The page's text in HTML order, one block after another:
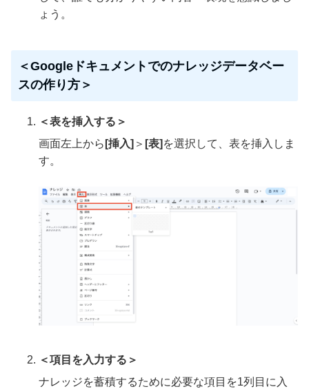
ょう。
＜Googleドキュメントでのナレッジデータベー
スの作り方＞
＜表を挿入する＞
画面左上から [挿入] ＞ [表] を選択して、表を挿入しま
す。
＜項目を入力する＞
ナレッジを蓄積するために必要な項目を1列目に入